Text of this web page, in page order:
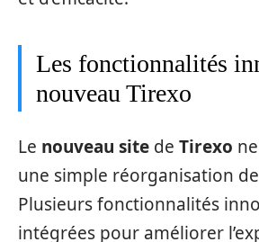
Les fonctionnalités
nouveau Tirexo
Le nouveau site de Tirexo
une simple réorganisation
Plusieurs fonctionnalités
intégrées pour améliorer